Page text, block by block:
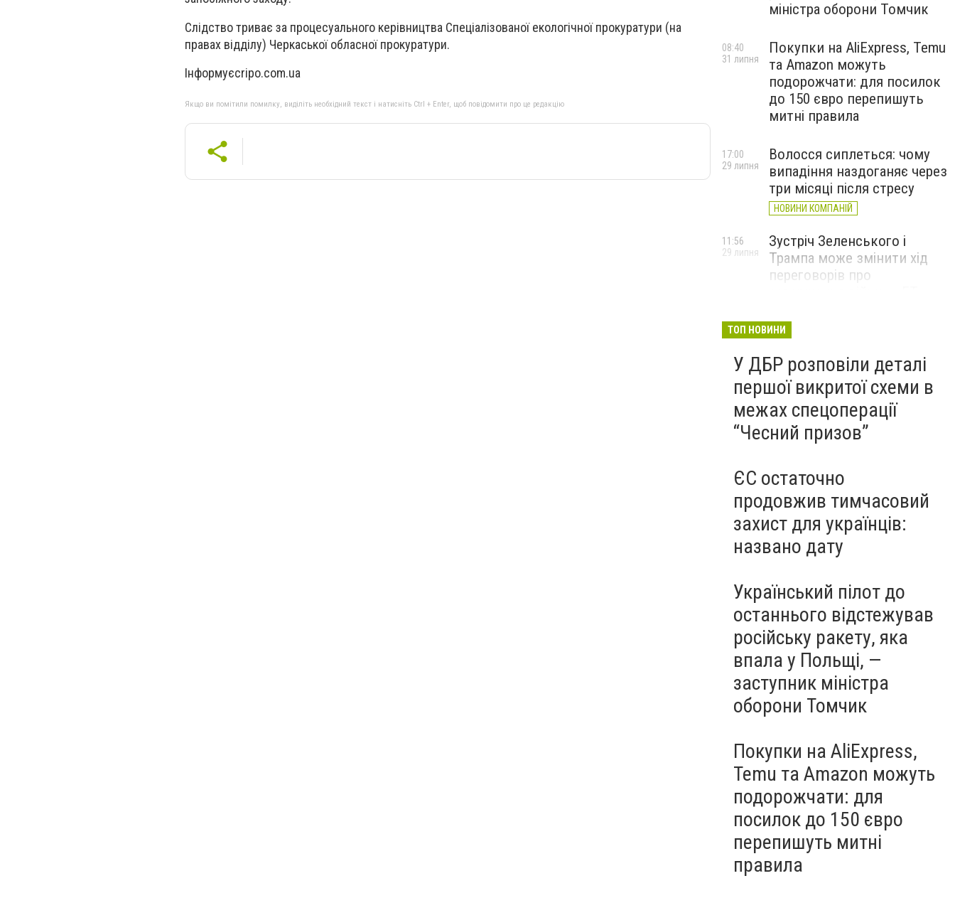
Слідство триває за процесуального керівництва Спеціалізованої екологічної прокуратури (на
правах відділу) Черкаської обласної прокуратури.
Інформуєcripo.com.ua
Якщо ви помітили помилку, виділіть необхідний текст і натисніть Ctrl + Enter, щоб повідомити про це редакцію
міністра оборони Томчик
Покупки на AliExpress, Temu
та Amazon можуть
подорожчати: для посилок
до 150 євро перепишуть
митні правила
08:40
31 липня
Волосся сиплеться: чому
випадіння наздоганяє через
три місяці після стресу
НОВИНИ КОМПАНІЙ
17:00
29 липня
Зустріч Зеленського і
Трампа може змінити хід
переговорів про
11:56
29 липня
ТОП НОВИНИ
У ДБР розповіли деталі
першої викритої схеми в
межах спецоперації
“Чесний призов”
ЄС остаточно
продовжив тимчасовий
захист для українців:
названо дату
Український пілот до
останнього відстежував
російську ракету, яка
впала у Польщі, —
заступник міністра
оборони Томчик
Покупки на AliExpress,
Temu та Amazon можуть
подорожчати: для
посилок до 150 євро
перепишуть митні
правила